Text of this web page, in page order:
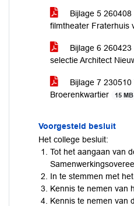
Bijlage 5
filmtheater Fraterhuis
Bijlage 6
selectie Architect
Bijlage 7
Broerenkwartier
15 MB
Voorgesteld besluit
Het college besluit:
Tot het aangaan van
In te stemmen met
Kennis te nemen van
Kennis te nemen van